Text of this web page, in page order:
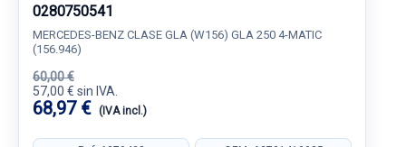
0280750541
MERCEDES-BENZ CLASE GLA (W156) GLA 250 4-MATIC
(156.946)
60,00 €
57,00 € sin IVA.
68,97 € (IVA incl.)